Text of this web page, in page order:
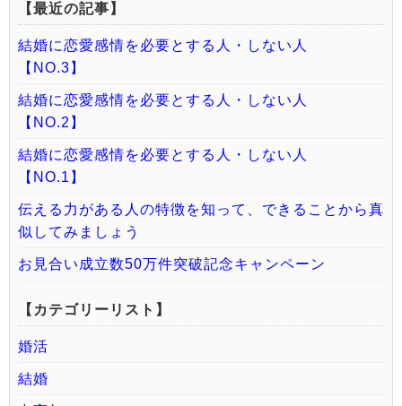
【最近の記事】
結婚に恋愛感情を必要とする人・しない人
【NO.3】
結婚に恋愛感情を必要とする人・しない人
【NO.2】
結婚に恋愛感情を必要とする人・しない人
【NO.1】
伝える力がある人の特徴を知って、できることから真
似してみましょう
お見合い成立数50万件突破記念キャンペーン
【カテゴリーリスト】
婚活
結婚